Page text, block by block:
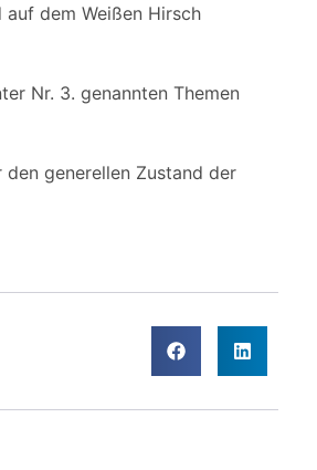
auf dem Weißen Hirsch
Nr. 3. genannten Themen
den generellen Zustand der